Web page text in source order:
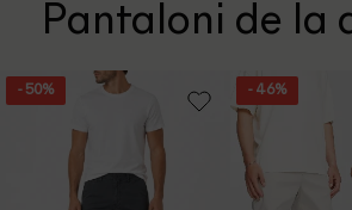
Pantaloni de la
- 50% - 46%